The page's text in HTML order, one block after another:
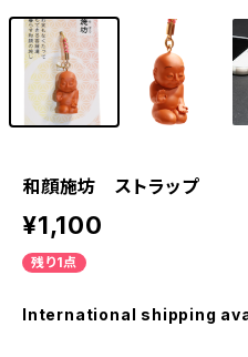
和顔施坊 ストラップ
¥1,100
残り1点
International shipping